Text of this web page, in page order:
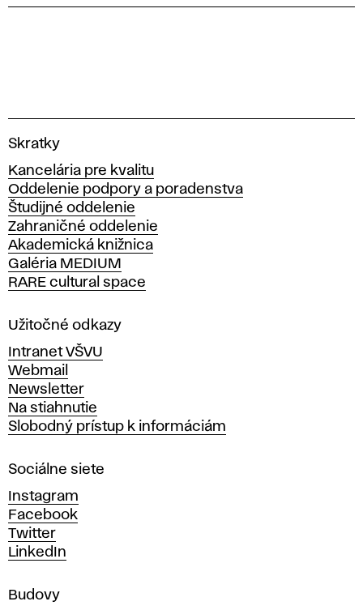
V
s
o
k
á
š
k
o
a
ý
t
v
a
r
ý
c
h
u
m
e
í
Skratky
Kancelária pre kvalitu
Oddelenie podpory a poradenstva
Študijné oddelenie
Zahraničné oddelenie
Akademická knižnica
Galéria MEDIUM
RARE cultural space
Užitočné odkazy
Intranet VŠVU
Webmail
Newsletter
Na stiahnutie
Slobodný prístup k informáciám
Sociálne siete
Instagram
Facebook
Twitter
LinkedIn
Budovy